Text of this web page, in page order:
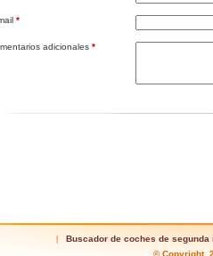
*
adicionales *
Buscador de coches de segunda
© Copyright